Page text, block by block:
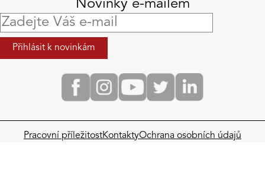
Novinky e-mailem
Pracovní příležitostKontaktyOchrana osobních údajů